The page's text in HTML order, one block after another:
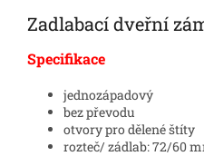
Zadlabací dveřní
Specifikace
jednozápadový
bez převodu
otvory pro dělené štíty
rozteč/ zádlab: 72/60